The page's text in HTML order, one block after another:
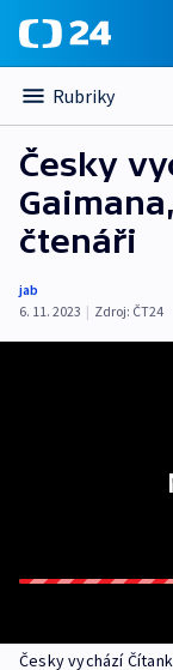
Rubriky
Česky
čtenáři
jab
6. 11. 2023 | Zdroj: ČT24
Česky vychází